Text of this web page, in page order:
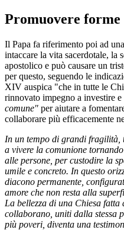
Promuovere
Il Papa fa riferimento poi ad
intaccare la vita sacerdotale, la
apostolico e può causare un
per questo, seguendo le
XIV auspica "che in tutte le
rinnovato impegno a investire
comune" per aiutare a
collaborare più efficacemente
In un tempo di grandi
a vivere la comunione
alle persone, per custodire la
umile e concreto. In questo
diacono permanente,
amore che non resta alla
La bellezza di una Chiesa
collaborano, uniti dalla stessa
più poveri, diventa una